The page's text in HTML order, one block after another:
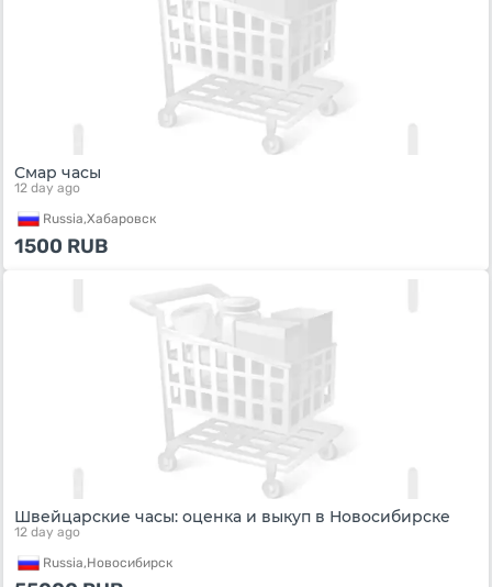
Смар часы
12 day ago
Russia,Хабаровск
1500 RUB
Швейцарские часы: оценка и выкуп в Новосибирске
12 day ago
Russia,Новосибирск